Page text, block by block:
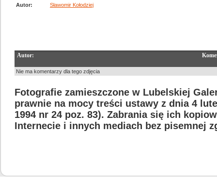
Autor:
Sławomir Kołodziej
Autor:
Nie ma komentarzy dla tego zdjęcia
Fotografie zamieszczone w Lubelskiej
prawnie na mocy treści ustawy z dnia 4
1994 nr 24 poz. 83). Zabrania się ich
Internecie i innych mediach bez pisemnej